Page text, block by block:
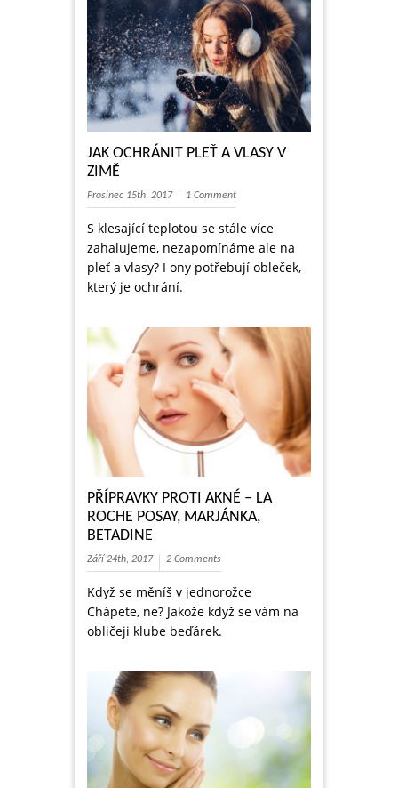
JAK OCHRÁNIT PLEŤ A VLASY V
ZIMĚ
Prosinec 15th, 2017 1 Comment
S klesající teplotou se stále více
zahalujeme, nezapomínáme ale na
pleť a vlasy? I ony potřebují obleček,
který je ochrání.
PŘÍPRAVKY PROTI AKNÉ – LA
ROCHE POSAY, MARJÁNKA,
BETADINE
Září 24th, 2017 2 Comments
Když se měníš v jednorožce
Chápete, ne? Jakože když se vám na
obličeji klube beďárek.